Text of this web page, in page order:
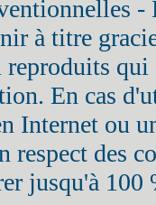
à titre
reproduits
En cas
Internet ou
respect des
jusqu'à 100